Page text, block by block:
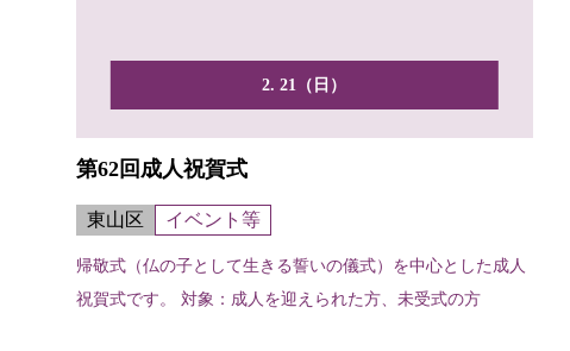
2. 21（日）
第62回成人祝賀式
東山区 イベント等
帰敬式（仏の子として生きる誓いの儀式）を中心とした成人
祝賀式です。 対象：成人を迎えられた方、未受式の方